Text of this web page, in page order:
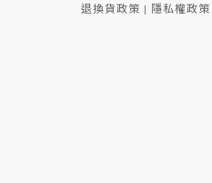
退換貨政策 | 隱私權政策